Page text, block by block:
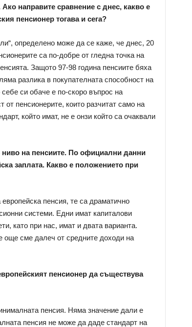
направите сравнение с днес, какво е
пенсионер тогава и сега?
определено може да се каже, че днес, 20
са по-добре от гледна точка на
Защото 97-98 година пенсиите бяха
разлика в покупателната способност на
си обаче е по-скоро въпрос на
от пенсионерите, които разчитат само на
който имат, не е онзи който са очаквали
на пенсиите. По официални данни
заплата. Какво е положението при
пенсия, те са драматично
системи. Едни имат капиталови
като при нас, имат и двата варианта.
още сме далеч от средните доходи на
пенсионер да съществува
пенсия. Няма значение дали е
пенсия не може да даде стандарт на